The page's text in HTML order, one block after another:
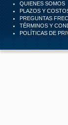
QUIENES SOMOS
PLAZOS Y
PREGUNTAS
TÉRMINOS Y
POLÍTICAS DE